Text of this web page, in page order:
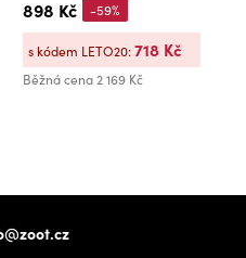
898 Kč
Běžná cena2 169 Kč
-59%
s kódem LETO20:718 Kč